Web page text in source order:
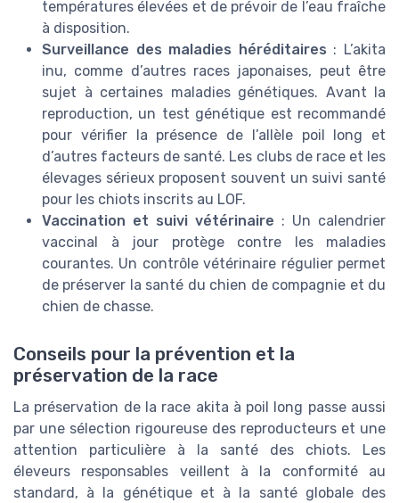
températures élevées et de prévoir de l’eau fraîche
à disposition.
Surveillance des maladies héréditaires : L’akita
inu, comme d’autres races japonaises, peut être
sujet à certaines maladies génétiques. Avant la
reproduction, un test génétique est recommandé
pour vérifier la présence de l’allèle poil long et
d’autres facteurs de santé. Les clubs de race et les
élevages sérieux proposent souvent un suivi santé
pour les chiots inscrits au LOF.
Vaccination et suivi vétérinaire : Un calendrier
vaccinal à jour protège contre les maladies
courantes. Un contrôle vétérinaire régulier permet
de préserver la santé du chien de compagnie et du
chien de chasse.
Conseils pour la prévention et la
préservation de la race
La préservation de la race akita à poil long passe aussi
par une sélection rigoureuse des reproducteurs et une
attention particulière à la santé des chiots. Les
éleveurs responsables veillent à la conformité au
standard, à la génétique et à la santé globale des